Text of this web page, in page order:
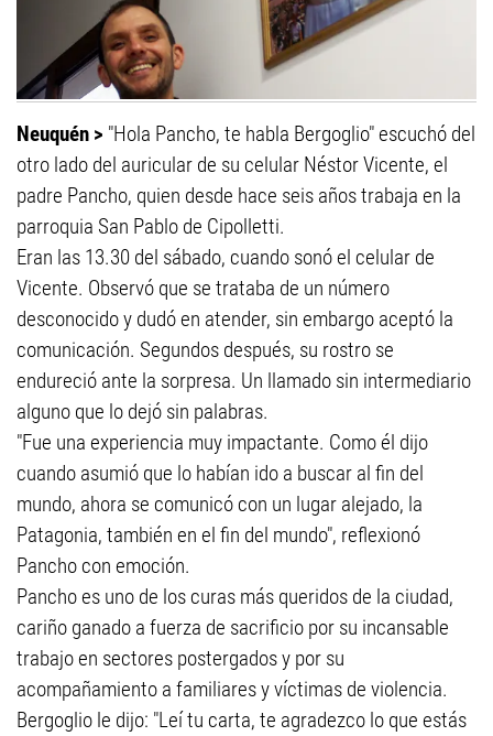
Neuquén > "Hola Pancho, te habla Bergoglio" escuchó del
otro lado del auricular de su celular Néstor Vicente, el
padre Pancho, quien desde hace seis años trabaja en la
parroquia San Pablo de Cipolletti.
Eran las 13.30 del sábado, cuando sonó el celular de
Vicente. Observó que se trataba de un número
desconocido y dudó en atender, sin embargo aceptó la
comunicación. Segundos después, su rostro se
endureció ante la sorpresa. Un llamado sin intermediario
alguno que lo dejó sin palabras.
"Fue una experiencia muy impactante. Como él dijo
cuando asumió que lo habían ido a buscar al fin del
mundo, ahora se comunicó con un lugar alejado, la
Patagonia, también en el fin del mundo", reflexionó
Pancho con emoción.
Pancho es uno de los curas más queridos de la ciudad,
cariño ganado a fuerza de sacrificio por su incansable
trabajo en sectores postergados y por su
acompañamiento a familiares y víctimas de violencia.
Bergoglio le dijo: "Leí tu carta, te agradezco lo que estás